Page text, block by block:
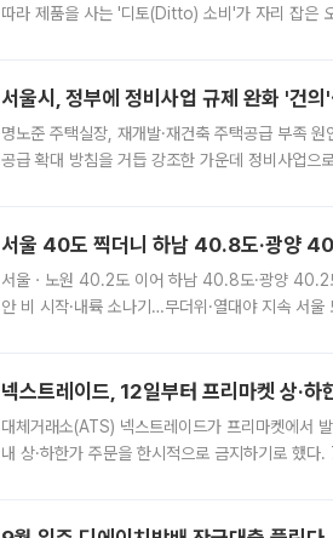
따라 제품을 사는 '디토(Ditto) 소비'가 자리 잡은
서울시, 정부에 정비사업 규제 완화 '건
명노준 주택실장, 재개발·재건축 주택공급 부족
공급 확대 방침을 거듭 강조한 가운데 정비사업으
서울 40도 찍더니 하남 40.8도·광양
서울ㆍ노원 40.2도 이어 하남 40.8도·광양 40.2
안 비 시작·내륙 소나기…무더위·열대야 지속 서
넥스트레이드, 12일부터 프리마켓 상·하
대체거래소(ATS) 넥스트레이드가 프리마켓에서
내 상·하한가 주문을 한시적으로 금지하기로 했